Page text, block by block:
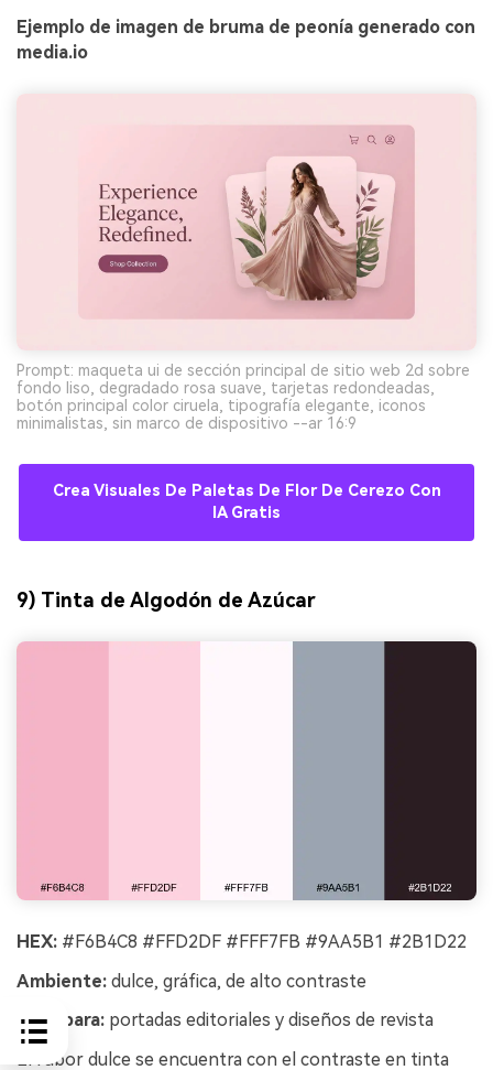
Ejemplo de imagen de bruma de peonía generado con
media.io
Prompt: maqueta ui de sección principal de sitio web 2d sobre
fondo liso, degradado rosa suave, tarjetas redondeadas,
botón principal color ciruela, tipografía elegante, iconos
minimalistas, sin marco de dispositivo --ar 16:9
Crea Visuales De Paletas De Flor De Cerezo Con
IA Gratis
9) Tinta de Algodón de Azúcar
HEX: #F6B4C8 #FFD2DF #FFF7FB #9AA5B1 #2B1D22
Ambiente: dulce, gráfica, de alto contraste
Ideal para: portadas editoriales y diseños de revista
El rubor dulce se encuentra con el contraste en tinta